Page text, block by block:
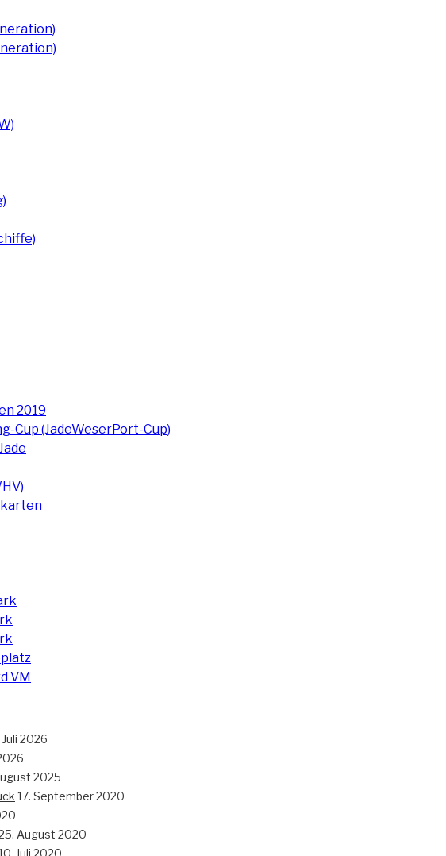
2019
Cup (JadeWeserPort-Cup)
VM
Juli 2026
2025
17. September 2020
August 2020
Juli 2020